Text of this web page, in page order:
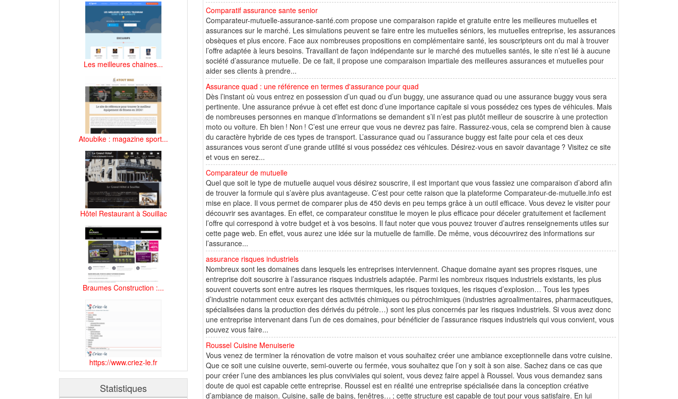
Les meilleures chaines...
Atoubike : magazine sport...
Hôtel Restaurant à Souillac
Braumes Construction :...
https://www.criez-le.fr
Statistiques
Comparatif assurance sante senior
Comparateur-mutuelle-assurance-santé.com propose une comparaison rapide et gratuite entre les meilleures mutuelles et
assurances sur le marché. Les simulations peuvent se faire entre les mutuelles séniors, les mutuelles entreprise, les assurances
obsèques et plus encore. Face aux nombreuses propositions en complémentaire santé, les souscripteurs ont du mal à trouver
l’offre adaptée à leurs besoins. Travaillant de façon indépendante sur le marché des mutuelles santés, le site n’est lié à aucune
société d’assurance mutuelle. De ce fait, il propose une comparaison impartiale des meilleures assurances et mutuelles pour
aider ses clients à prendre...
Assurance quad : une référence en termes d'assurance pour quad
Dès l’instant où vous entrez en possession d’un quad ou d’un buggy, une assurance quad ou une assurance buggy vous sera
pertinente. Une assurance prévue à cet effet est donc d’une importance capitale si vous possédez ces types de véhicules. Mais
de nombreuses personnes en manque d’informations se demandent s’il n’est pas plutôt meilleur de souscrire à une protection
moto ou voiture. Eh bien ! Non ! C’est une erreur que vous ne devrez pas faire. Rassurez-vous, cela se comprend bien à cause
du caractère hybride de ces types de transport. L’assurance quad ou l’assurance buggy est faite pour cela et ces deux
assurances vous seront d’une grande utilité si vous possédez ces véhicules. Désirez-vous en savoir davantage ? Visitez ce site
et vous en serez...
Comparateur de mutuelle
Quel que soit le type de mutuelle auquel vous désirez souscrire, il est important que vous fassiez une comparaison d’abord afin
de trouver la formule qui s’avère plus avantageuse. C’est pour cette raison que la plateforme Comparateur-de-mutuelle.info est
mise en place. Il vous permet de comparer plus de 450 devis en peu temps grâce à un outil efficace. Vous devez le visiter pour
découvrir ses avantages. En effet, ce comparateur constitue le moyen le plus efficace pour déceler gratuitement et facilement
l’offre qui correspond à votre budget et à vos besoins. Il faut noter que vous pouvez trouver d’autres renseignements utiles sur
cette page web. En effet, vous aurez une idée sur la mutuelle de famille. De même, vous découvrirez des informations sur
l’assurance...
assurance risques industriels
Nombreux sont les domaines dans lesquels les entreprises interviennent. Chaque domaine ayant ses propres risques, une
entreprise doit souscrire à l’assurance risques industriels adaptée. Parmi les nombreux risques industriels existants, les plus
souvent couverts sont entre autres les risques thermiques, les risques toxiques, les risques d’explosion… Tous les types
d’industrie notamment ceux exerçant des activités chimiques ou pétrochimiques (industries agroalimentaires, pharmaceutiques,
spécialisées dans la production des dérivés du pétrole…) sont les plus concernés par les risques industriels. Si vous avez donc
une entreprise intervenant dans l’un de ces domaines, pour bénéficier de l’assurance risques industriels qui vous convient, vous
pouvez vous faire...
Roussel Cuisine Menuiserie
Vous venez de terminer la rénovation de votre maison et vous souhaitez créer une ambiance exceptionnelle dans votre cuisine.
Que ce soit une cuisine ouverte, semi-ouverte ou fermée, vous souhaitez que l’on y soit à son aise. Sachez dans ce cas que
pour créer l’une des ambiances les plus conviviales qui soient, vous devez faire appel à Roussel. Vous vous demandez sans
doute de quoi est capable cette entreprise. Roussel est en réalité une entreprise spécialisée dans la conception créative
d’ambiance de maison. Cuisine, salle de bains, fenêtres… ; cette structure est capable de tout pour vous satisfaire. En lui